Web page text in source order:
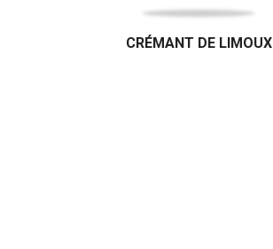
CRÉMANT DE LIMOUX